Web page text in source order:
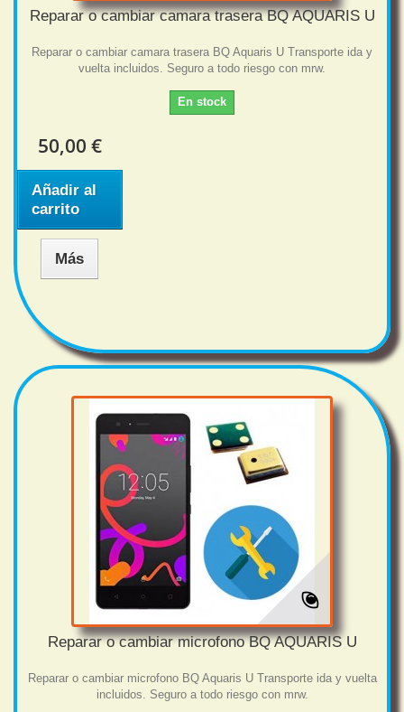
Reparar o cambiar camara trasera BQ AQUARIS U
Reparar o cambiar camara trasera BQ Aquaris U Transporte ida y
vuelta incluidos. Seguro a todo riesgo con mrw.
En stock
50,00 €
Añadir al
carrito
Más
Reparar o cambiar microfono BQ AQUARIS U
Reparar o cambiar microfono BQ Aquaris U Transporte ida y vuelta
incluidos. Seguro a todo riesgo con mrw.